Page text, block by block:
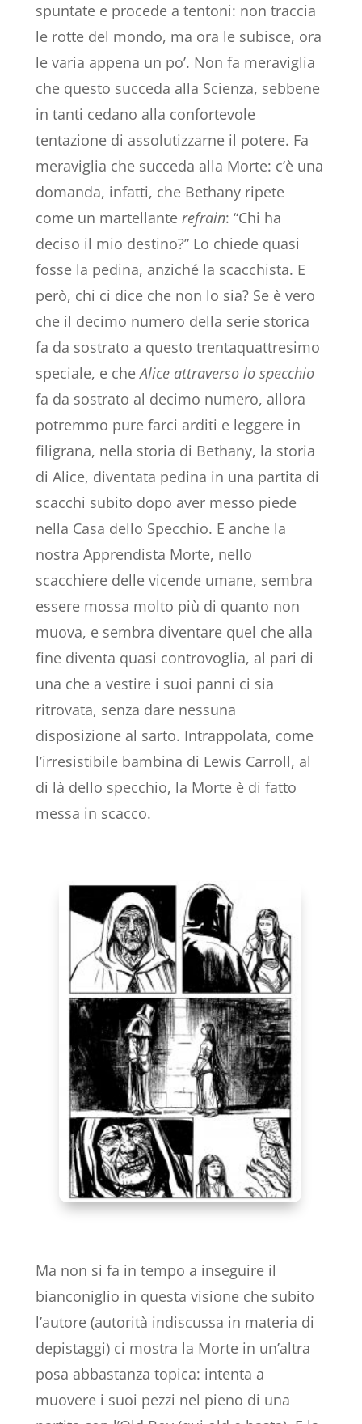
spuntate e procede a tentoni: non traccia
le rotte del mondo, ma ora le subisce, ora
le varia appena un po’. Non fa meraviglia
che questo succeda alla Scienza, sebbene
in tanti cedano alla confortevole
tentazione di assolutizzarne il potere. Fa
meraviglia che succeda alla Morte: c’è una
domanda, infatti, che Bethany ripete
come un martellante refrain: “Chi ha
deciso il mio destino?” Lo chiede quasi
fosse la pedina, anziché la scacchista. E
però, chi ci dice che non lo sia? Se è vero
che il decimo numero della serie storica
fa da sostrato a questo trentaquattresimo
speciale, e cheAlice attraverso lo specchio
fa da sostrato al decimo numero, allora
potremmo pure farci arditi e leggere in
filigrana, nella storia di Bethany, la storia
di Alice, diventata pedina in una partita di
scacchi subito dopo aver messo piede
nella Casa dello Specchio. E anche la
nostra Apprendista Morte, nello
scacchiere delle vicende umane, sembra
essere mossa molto più di quanto non
muova, e sembra diventare quel che alla
fine diventa quasi controvoglia, al pari di
una che a vestire i suoi panni ci sia
ritrovata, senza dare nessuna
disposizione al sarto. Intrappolata, come
l’irresistibile bambina di Lewis Carroll, al
di là dello specchio, la Morte è di fatto
messa in scacco.
Ma non si fa in tempo a inseguire il
bianconiglio in questa visione che subito
l’autore (autorità indiscussa in materia di
depistaggi) ci mostra la Morte in un’altra
posa abbastanza topica: intenta a
muovere i suoi pezzi nel pieno di una